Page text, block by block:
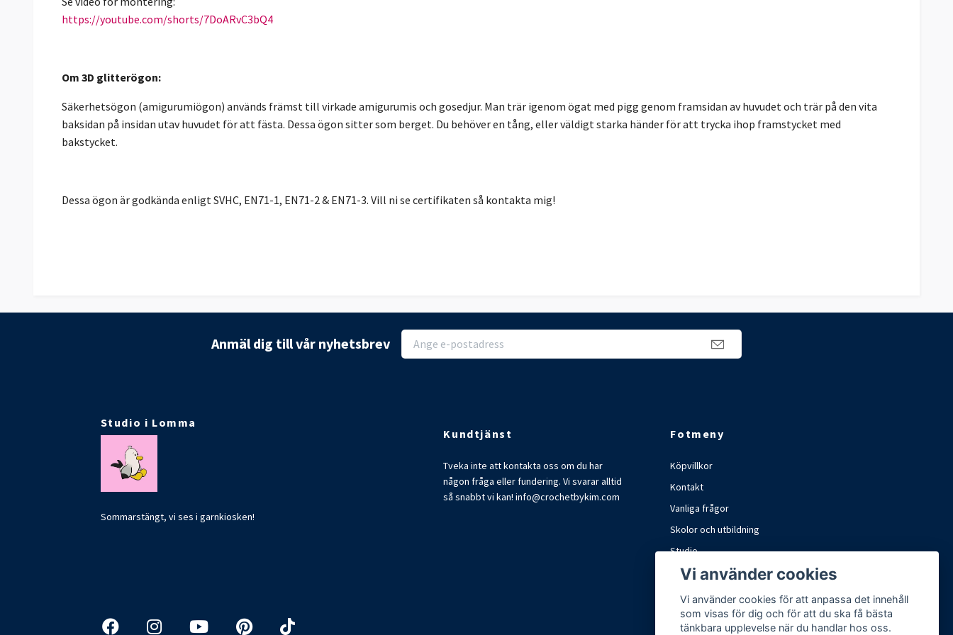
https://youtube.com/shorts/7DoARvC3bQ4
Om 3D glitterögon:
Säkerhetsögon (amigurumiögon) används främst till virkade amigurumis och gosedjur. Man trär igenom ögat med pigg genom framsidan av huvudet och trär på den vita
baksidan på insidan utav huvudet för att fästa. Dessa ögon sitter som berget. Du behöver en tång, eller väldigt starka händer för att trycka ihop framstycket med
bakstycket.
Dessa ögon är godkända enligt SVHC, EN71-1, EN71-2 & EN71-3. Vill ni se certifikaten så kontakta mig!
Anmäl dig till vår nyhetsbrev
Studio i Lomma
Sommarstängt, vi ses i garnkiosken!
Kundtjänst
Tveka inte att kontakta oss om du har
någon fråga eller fundering. Vi svarar alltid
så snabbt vi kan!info@crochetbykim.com
Fotmeny
Köpvillkor
Kontakt
Vanliga frågor
Skolor och utbildning
Studio
Marknader och mässor
Vi använder cookies
Vi använder cookies för att anpassa det innehåll
som visas för dig och för att du ska få bästa
tänkbara upplevelse när du handlar hos oss.